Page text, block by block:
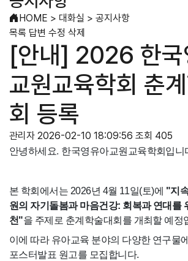
HOME > 대화실 > 공지사항
목록 답변 수정 삭제
[안내] 2026 한국
교원교육학회 춘
회 등록
관리자 2026-02-10 18:09:56 조회 405
안녕하세요. 한국영유아교원교육학회입니
본 학회에서는 2026년 4월 11일(토)에 "지
원의 자기돌봄과 마음건강: 회복과 연대를
천"을 주제로 춘계학술대회를 개최할 예정
이에 따라 유아교육 분야의 다양한 연구물
포스터발표 원고를 모집합니다.